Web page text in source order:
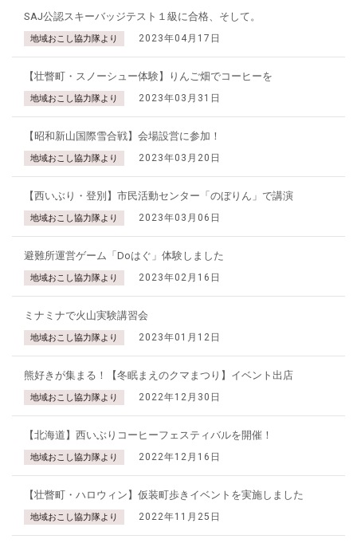
SAJ公認スキーバッジテスト１級に合格、そして。
地域おこし協力隊より 2023年04月17日
【壮瞥町・スノーシュー体験】りんご畑でコーヒーを
地域おこし協力隊より 2023年03月31日
【昭和新山国際雪合戦】会場設営に参加！
地域おこし協力隊より 2023年03月20日
【西いぶり・登別】市民活動センター「のぼりん」で講演
地域おこし協力隊より 2023年03月06日
避難所運営ゲーム「Doはぐ」体験しました
地域おこし協力隊より 2023年02月16日
ミナミナで火山実験講習会
地域おこし協力隊より 2023年01月12日
熊好きが集まる！【冬眠まえのクマまつり】イベント出店
地域おこし協力隊より 2022年12月30日
【北海道】西いぶりコーヒーフェスティバルを開催！
地域おこし協力隊より 2022年12月16日
【壮瞥町・ハロウィン】仮装町歩きイベントを実施しました
地域おこし協力隊より 2022年11月25日